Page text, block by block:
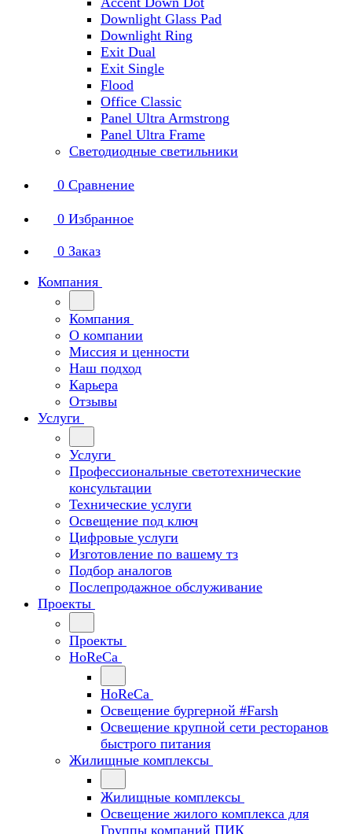
Downlight Glass Pad
Downlight Ring
Exit Dual
Exit Single
Flood
Office Classic
Panel Ultra Armstrong
Panel Ultra Frame
Светодиодные светильники
0 Сравнение
0 Избранное
0 Заказ
Компания
Компания
О компании
Миссия и ценности
Наш подход
Карьера
Отзывы
Услуги
Услуги
Профессиональные светотехнические
консультации
Технические услуги
Освещение под ключ
Цифровые услуги
Изготовление по вашему тз
Подбор аналогов
Послепродажное обслуживание
Проекты
Проекты
HoReCa
HoReCa
Освещение бургерной #Farsh
Освещение крупной сети ресторанов
быстрого питания
Жилищные комплексы
Жилищные комплексы
Освещение жилого комплекса для
Группы компаний ПИК